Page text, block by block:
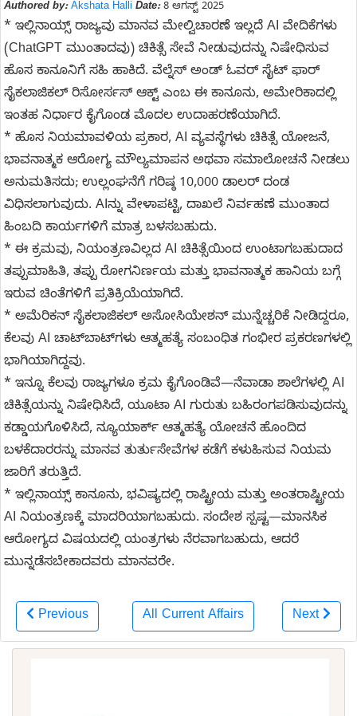
Authored by: Akshata Halli Date:8 ಆಗಸ್ಟ್ 2025
* ಇಲ್ಲಿನಾಯ್ಸ್ ರಾಜ್ಯವು ಮಾನವ ಮೇಲ್ವಿಚಾರಣೆ ಇಲ್ಲದೆ AI ವೇದಿಕೆಗಳು
(ChatGPT ಮುಂತಾದವು) ಚಿಕಿತ್ಸೆ ಸೇವೆ ನೀಡುವುದನ್ನು ನಿಷೇಧಿಸುವ
ಹೊಸ ಕಾನೂನಿಗೆ ಸಹಿ ಹಾಕಿದೆ. ವೆಲ್ನೆಸ್ ಅಂಡ್ ಓವರ್ ಸೈಟ್ ಫಾರ್
ಸೈಕಲಾಜಿಕಲ್ ರಿಸೋರ್ಸಸ್ ಆಕ್ಟ್ ಎಂಬ ಈ ಕಾನೂನು, ಅಮೇರಿಕಾದಲ್ಲಿ
ಇಂತಹ ನಿರ್ಧಾರ ಕೈಗೊಂಡ ಮೊದಲ ಉದಾಹರಣೆಯಾಗಿದೆ.
* ಹೊಸ ನಿಯಮಾವಳಿಯ ಪ್ರಕಾರ, AI ವ್ಯವಸ್ಥೆಗಳು ಚಿಕಿತ್ಸೆ ಯೋಜನೆ,
ಭಾವನಾತ್ಮಕ ಆರೋಗ್ಯ ಮೌಲ್ಯಮಾಪನ ಅಥವಾ ಸಮಾಲೋಚನೆ ನೀಡಲು
ಅನುಮತಿಸದು; ಉಲ್ಲಂಘನೆಗೆ ಗರಿಷ್ಠ 10,000 ಡಾಲರ್ ದಂಡ
ವಿಧಿಸಲಾಗುವುದು. AIನ್ನು ವೇಳಾಪಟ್ಟಿ, ದಾಖಲೆ ನಿರ್ವಹಣೆ ಮುಂತಾದ
ಹಿಂಬದಿ ಕಾರ್ಯಗಳಿಗೆ ಮಾತ್ರ ಬಳಸಬಹುದು.
* ಈ ಕ್ರಮವು, ನಿಯಂತ್ರಣವಿಲ್ಲದ AI ಚಿಕಿತ್ಸೆಯಿಂದ ಉಂಟಾಗಬಹುದಾದ
ತಪ್ಪುಮಾಹಿತಿ, ತಪ್ಪು ರೋಗನಿರ್ಣಯ ಮತ್ತು ಭಾವನಾತ್ಮಕ ಹಾನಿಯ ಬಗ್ಗೆ
ಇರುವ ಚಿಂತೆಗಳಿಗೆ ಪ್ರತಿಕ್ರಿಯೆಯಾಗಿದೆ.
* ಅಮೆರಿಕನ್ ಸೈಕಲಾಜಿಕಲ್ ಅಸೋಸಿಯೇಶನ್ ಮುನ್ನೆಚ್ಚರಿಕೆ ನೀಡಿದ್ದರೂ,
ಕೆಲವು AI ಚಾಟ್‌ಬಾಟ್‌ಗಳು ಆತ್ಮಹತ್ಯೆ ಸಂಬಂಧಿತ ಗಂಭೀರ ಪ್ರಕರಣಗಳಲ್ಲಿ
ಭಾಗಿಯಾಗಿದ್ದವು.
* ಇನ್ನೂ ಕೆಲವು ರಾಜ್ಯಗಳೂ ಕ್ರಮ ಕೈಗೊಂಡಿವೆ—ನೆವಾಡಾ ಶಾಲೆಗಳಲ್ಲಿ AI
ಚಿಕಿತ್ಸೆಯನ್ನು ನಿಷೇಧಿಸಿದೆ, ಯೂಟಾ AI ಗುರುತು ಬಹಿರಂಗಪಡಿಸುವುದನ್ನು
ಕಡ್ಡಾಯಗೊಳಿಸಿದೆ, ನ್ಯೂಯಾರ್ಕ್ ಆತ್ಮಹತ್ಯೆ ಯೋಚನೆ ಹೊಂದಿದ
ಬಳಕೆದಾರರನ್ನು ಮಾನವ ತುರ್ತುಸೇವೆಗಳ ಕಡೆಗೆ ಕಳುಹಿಸುವ ನಿಯಮ
ಜಾರಿಗೆ ತರುತ್ತಿದೆ.
* ಇಲ್ಲಿನಾಯ್ಸ್ ಕಾನೂನು, ಭವಿಷ್ಯದಲ್ಲಿ ರಾಷ್ಟ್ರೀಯ ಮತ್ತು ಅಂತರಾಷ್ಟ್ರೀಯ
AI ನಿಯಂತ್ರಣಕ್ಕೆ ಮಾದರಿಯಾಗಬಹುದು. ಸಂದೇಶ ಸ್ಪಷ್ಟ—ಮಾನಸಿಕ
ಆರೋಗ್ಯದ ವಿಷಯದಲ್ಲಿ ಯಂತ್ರಗಳು ನೆರವಾಗಬಹುದು, ಆದರೆ
ಮುನ್ನಡೆಸಬೇಕಾದವರು ಮಾನವರೇ.
Previous All Current Affairs Next